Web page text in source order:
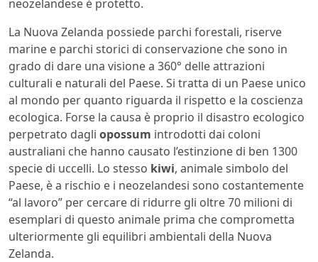
neozelandese è protetto.
La Nuova Zelanda possiede parchi forestali, riserve
marine e parchi storici di conservazione che sono in
grado di dare una visione a 360° delle attrazioni
culturali e naturali del Paese. Si tratta di un Paese unico
al mondo per quanto riguarda il rispetto e la coscienza
ecologica. Forse la causa è proprio il disastro ecologico
perpetrato dagli opossum introdotti dai coloni
australiani che hanno causato l’estinzione di ben 1300
specie di uccelli. Lo stesso kiwi, animale simbolo del
Paese, è a rischio e i neozelandesi sono costantemente
“al lavoro” per cercare di ridurre gli oltre 70 milioni di
esemplari di questo animale prima che comprometta
ulteriormente gli equilibri ambientali della Nuova
Zelanda.